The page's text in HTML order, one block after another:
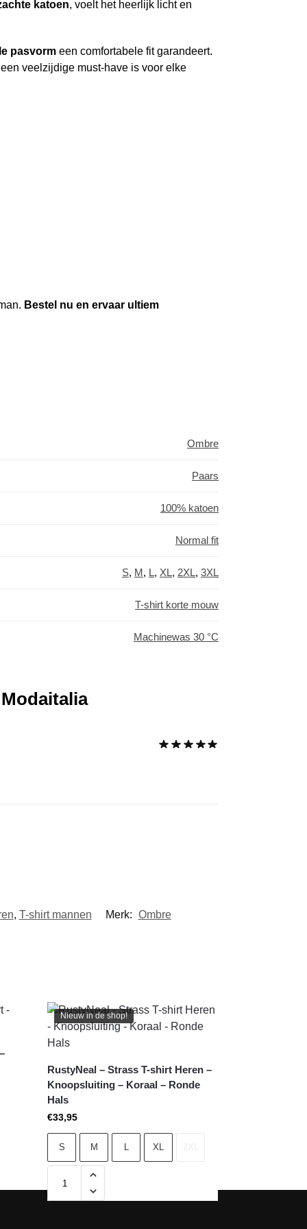
katoen, voelt het heerlijk licht en
pasvormeen comfortabele fit garandeert.
veelzijdige must-have is voor elke
Bestel nu en ervaar ultiem
Ombre
Paars
100% katoen
Normal fit
S, M, L, XL, 2XL, 3XL
T-shirt korte mouw
Machinewas 30 °C
, T-shirt mannen Merk: Ombre
Nieuw in de shop!
RustyNeal – Strass T-shirt Heren –
Knoopsluiting – Koraal – Ronde
Hals
€33,95
S M L XL